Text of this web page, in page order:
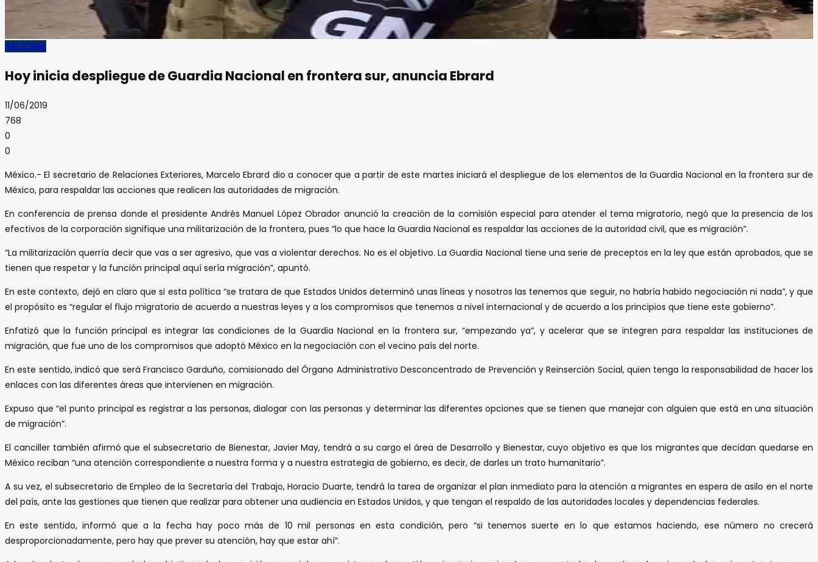
NACIONAL
Hoy inicia despliegue de Guardia Nacional en frontera sur, anuncia Ebrard
11/06/2019
768
0
0
México.- El secretario de Relaciones Exteriores, Marcelo Ebrard dio a conocer que a partir de este martes iniciará el despliegue de los elementos de la Guardia Nacional en la frontera sur de
México, para respaldar las acciones que realicen las autoridades de migración.
En conferencia de prensa donde el presidente Andrés Manuel López Obrador anunció la creación de la comisión especial para atender el tema migratorio, negó que la presencia de los
efectivos de la corporación signifique una militarización de la frontera, pues “lo que hace la Guardia Nacional es respaldar las acciones de la autoridad civil, que es migración”.
“La militarización querría decir que vas a ser agresivo, que vas a violentar derechos. No es el objetivo. La Guardia Nacional tiene una serie de preceptos en la ley que están aprobados, que se
tienen que respetar y la función principal aquí sería migración”, apuntó.
En este contexto, dejó en claro que si esta política “se tratara de que Estados Unidos determinó unas líneas y nosotros las tenemos que seguir, no habría habido negociación ni nada”, y que
el propósito es “regular el flujo migratorio de acuerdo a nuestras leyes y a los compromisos que tenemos a nivel internacional y de acuerdo a los principios que tiene este gobierno”.
Enfatizó que la función principal es integrar las condiciones de la Guardia Nacional en la frontera sur, “empezando ya”, y acelerar que se integren para respaldar las instituciones de
migración, que fue uno de los compromisos que adoptó México en la negociación con el vecino país del norte.
En este sentido, indicó que será Francisco Garduño, comisionado del Órgano Administrativo Desconcentrado de Prevención y Reinserción Social, quien tenga la responsabilidad de hacer los
enlaces con las diferentes áreas que intervienen en migración.
Expuso que “el punto principal es registrar a las personas, dialogar con las personas y determinar las diferentes opciones que se tienen que manejar con alguien que está en una situación
de migración”.
El canciller también afirmó que el subsecretario de Bienestar, Javier May, tendrá a su cargo el área de Desarrollo y Bienestar, cuyo objetivo es que los migrantes que decidan quedarse en
México reciban “una atención correspondiente a nuestra forma y a nuestra estrategia de gobierno, es decir, de darles un trato humanitario”.
A su vez, el subsecretario de Empleo de la Secretaría del Trabajo, Horacio Duarte, tendrá la tarea de organizar el plan inmediato para la atención a migrantes en espera de asilo en el norte
del país, ante las gestiones que tienen que realizar para obtener una audiencia en Estados Unidos, y que tengan el respaldo de las autoridades locales y dependencias federales.
En este sentido, informó que a la fecha hay poco más de 10 mil personas en esta condición, pero “si tenemos suerte en lo que estamos haciendo, ese número no crecerá
desproporcionadamente, pero hay que prever su atención, hay que estar ahí”.